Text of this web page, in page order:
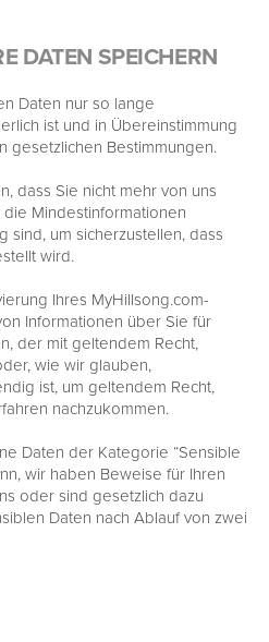
DATEN SPEICHERN
Daten nur so lange
ist und in Übereinstimmung
gesetzlichen Bestimmungen.
dass Sie nicht mehr von uns
Mindestinformationen
um sicherzustellen, dass
wird.
Ihres MyHillsong.com-
Informationen über Sie für
der mit geltendem Recht,
wie wir glauben,
ist, um geltendem Recht,
nachzukommen.
Daten der Kategorie “Sensible
wir haben Beweise für Ihren
oder sind gesetzlich dazu
Daten nach Ablauf von zwei